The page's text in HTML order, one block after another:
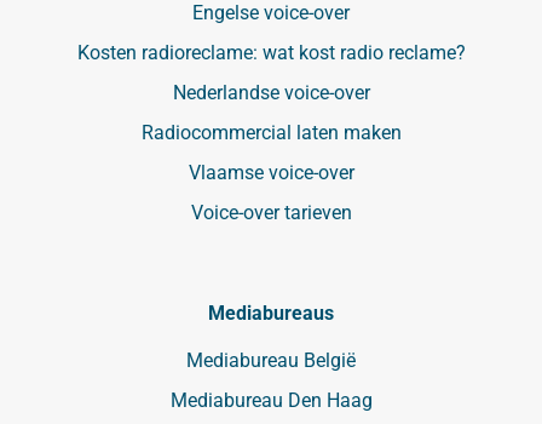
Engelse voice-over
Kosten radioreclame: wat kost radio reclame?
Nederlandse voice-over
Radiocommercial laten maken
Vlaamse voice-over
Voice-over tarieven
Mediabureaus
Mediabureau België
Mediabureau Den Haag